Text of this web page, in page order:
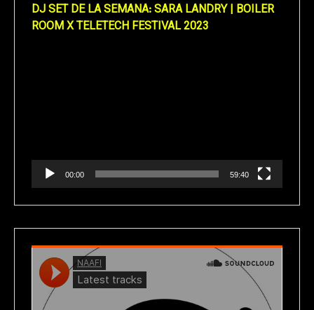
DJ SET DE LA SEMANA: SARA LANDRY | BOILER
ROOM X TELETECH FESTIVAL 2023
00:00 59:40